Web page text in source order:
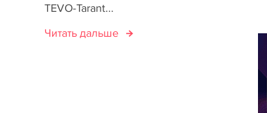
TEVO-Tarant...
Читать дальше